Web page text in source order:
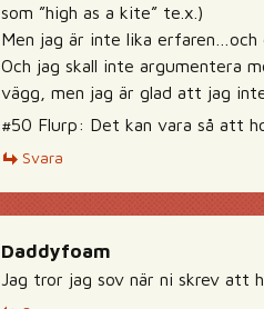
som ”high as a kite” te.x.)
Men jag är inte lika erfaren…och
Och jag skall inte argumentera
vägg, men jag är glad att jag
#50 Flurp: Det kan vara så att
Svara
Daddyfoam
Jag tror jag sov när ni skrev att